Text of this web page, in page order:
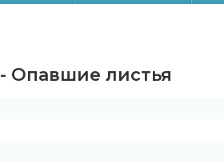
- Опавшие листья